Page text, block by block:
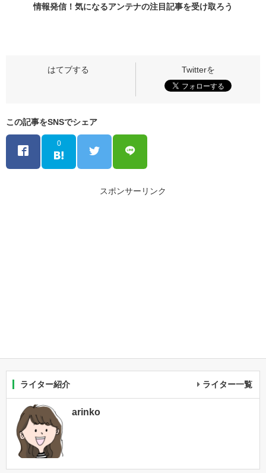
情報発信！気になるアンテナの注目記事を受け取ろう
この記事をSNSでシェア
0
スポンサーリンク
ライター紹介 ライター一覧
arinko